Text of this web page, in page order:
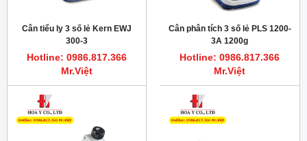
Cân tiểu ly 3 số lẻ Kern EWJ
300-3
Hotline: 0986.817.366
Mr.Việt
Cân phân tích 3 số lẻ PLS 1200-
3A 1200g
Hotline: 0986.817.366
Mr.Việt